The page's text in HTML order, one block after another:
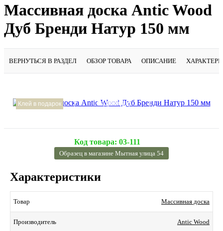
Массивная доска Antic Wood
Дуб Бренди Натур 150 мм
ВЕРНУТЬСЯ В РАЗДЕЛ ОБЗОР ТОВАРА ОПИСАНИЕ
Клей в подарок Подробнее
Код товара: 03-111
Образец в магазине Мытная улица 54
Характеристики
Товар Массивная доска
Производитель Antic Wood